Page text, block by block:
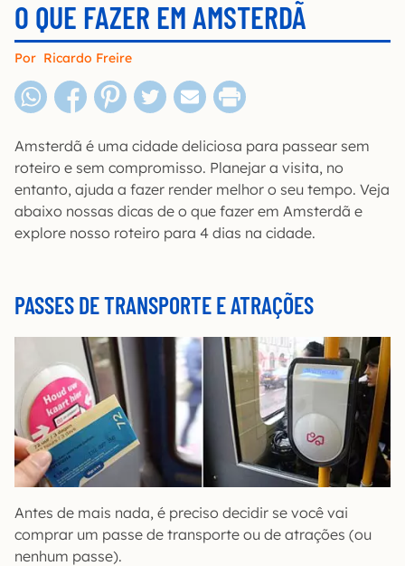
O QUE FAZER EM AMSTERDÃ
Por Ricardo Freire
Amsterdã é uma cidade deliciosa para passear sem
roteiro e sem compromisso. Planejar a visita, no
entanto, ajuda a fazer render melhor o seu tempo. Veja
abaixo nossas dicas de o que fazer em Amsterdã e
explore nosso roteiro para 4 dias na cidade.
PASSES DE TRANSPORTE E ATRAÇÕES
Antes de mais nada, é preciso decidir se você vai
comprar um passe de transporte ou de atrações (ou
nenhum passe).